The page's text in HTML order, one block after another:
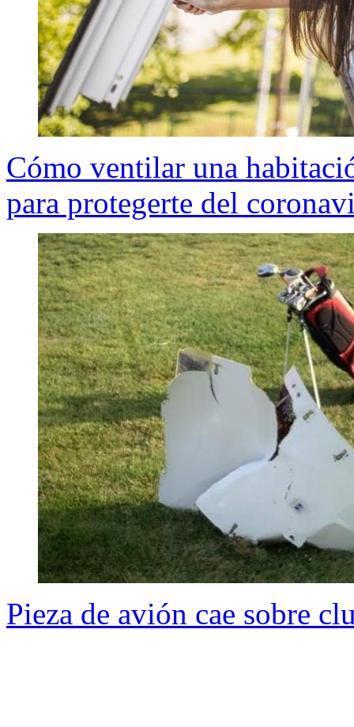
Cómo ventilar una
para protegerte del
Pieza de avión cae sobre